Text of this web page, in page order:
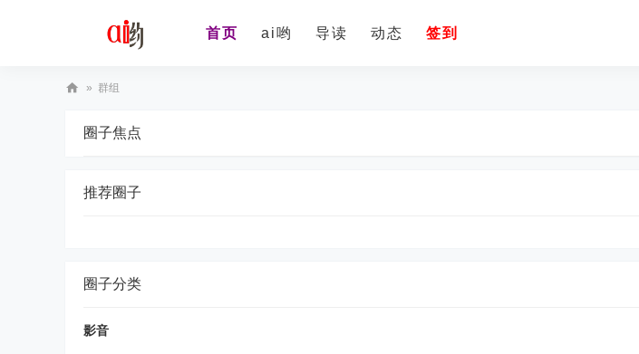
首页 ai哟 导读 动态 签到
» 群组
圈子焦点
推荐圈子
圈子分类
影音